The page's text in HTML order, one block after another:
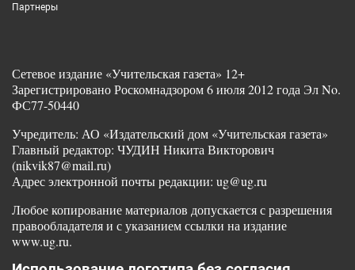
Партнеры
Сетевое издание «Учительская газета» 12+
Зарегистрировано Роскомнадзором 6 июля 2012 года Эл No.
ФС77-50440
Учредитель: АО «Издательский дом «Учительская газета»
Главный редактор: ЧУДИН Никита Викторович
(nikvik87@mail.ru)
Адрес электронной почты редакции: ug@ug.ru
Любое копирование материалов допускается с разрешения
правообладателя и с указанием ссылки на издание
www.ug.ru.